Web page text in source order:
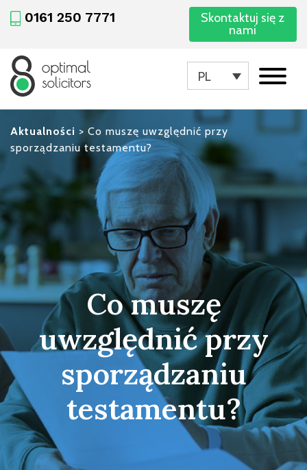
0161 250 7771
Skontaktuj się z
nami
PL
Aktualności > Co muszę uwzględnić przy
sporządzaniu testamentu?
Co muszę
uwzględnić przy
sporządzaniu
testamentu?